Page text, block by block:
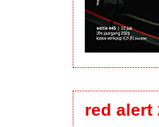
red alert